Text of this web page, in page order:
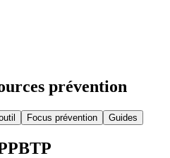
prévention
Focus prévention Guides